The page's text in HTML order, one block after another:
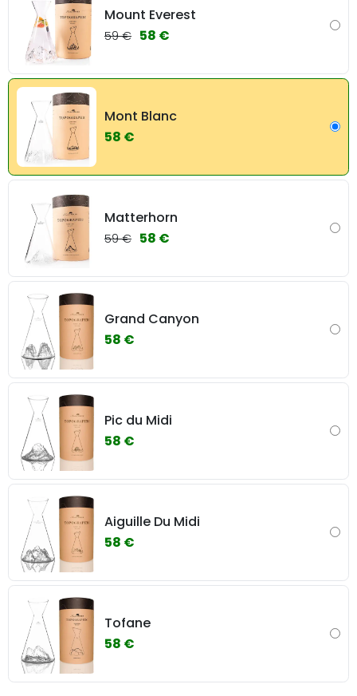
Mount Everest
59 € 58 €
Mont Blanc
58 €
Matterhorn
59 € 58 €
Grand Canyon
58 €
Pic du Midi
58 €
Aiguille Du Midi
58 €
Tofane
58 €